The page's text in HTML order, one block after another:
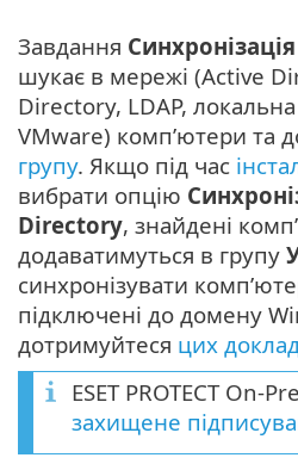
Завдання
шукає в мережі (Active
Directory, LDAP,
VMware) комп’ютери та
групу. Якщо під час
вибрати опцію
Directory, знайдені
додаватимуться в групу
синхронізувати
підключені до домену
дотримуйтеся цих
ESET PROTECT On-
захищене